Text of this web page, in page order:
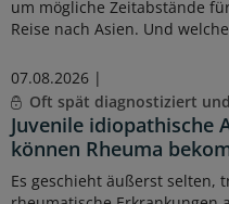
um mögliche Zeitabstände
Reise nach Asien. Und
07.08.2026 |
Oft spät diagnostiziert
Juvenile idiopathische
können Rheuma
Es geschieht äußerst selten,